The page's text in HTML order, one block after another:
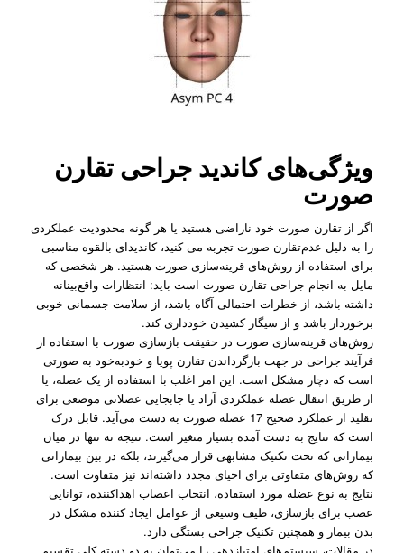
ویژگی‌های کاندید جراحی تقارن
صورت
اگر از تقارن صورت خود ناراضی هستید یا هر گونه محدودیت عملکردی
را به دلیل عدم‌تقارن صورت تجربه می کنید، کاندیدای بالقوه مناسبی
برای استفاده از روش‌های قرینه‌سازی صورت هستید. هر شخصی که
مایل به انجام جراحی تقارن صورت است باید: انتظارات واقع‌بینانه
داشته باشد، از خطرات احتمالی آگاه باشد، از سلامت جسمانی خوبی
برخوردار باشد و از سیگار کشیدن خودداری کند.
روش‌های قرینه‌سازی صورت در حقیقت بازسازی صورت با استفاده از
فرآیند جراحی در جهت بازگرداندن تقارن پویا و خود‌به‌خود به صورتی
است که دچار مشکل است. این امر اغلب با استفاده از یک عضله، یا
از طریق انتقال عضله عملکردی آزاد یا جابجایی عضلانی موضعی برای
تقلید از عملکرد صحیح 17 عضله صورت به دست می‌آید. قابل درک
است که نتایج به ‌دست‌ آمده بسیار متغیر است. نتیجه نه تنها در میان
بیمارانی که تحت تکنیک مشابهی قرار می‌گیرند، بلکه در بین بیمارانی
که روش‌های متفاوتی برای احیای مجدد داشته‌‌اند نیز متفاوت است.
نتایج به نوع عضله مورد استفاده، انتخاب اعصاب اهداکننده، توانایی
عصب برای بازسازی، طیف وسیعی از عوامل ایجاد کننده مشکل در
بدن بیمار و همچنین تکنیک جراحی بستگی دارد.